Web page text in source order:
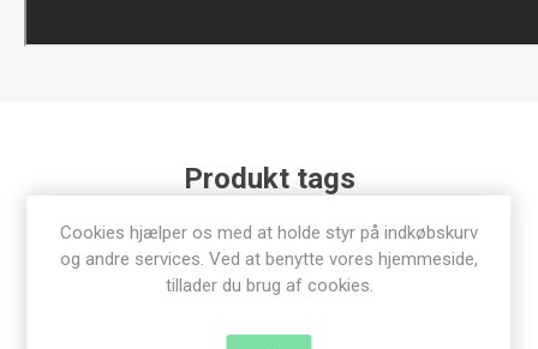
Produkt tags
re-design with prima (341), decoupage fiber (23)
Cookies hjælper os med at holde styr på indkøbskurv
og andre services. Ved at benytte vores hjemmeside,
tillader du brug af cookies.